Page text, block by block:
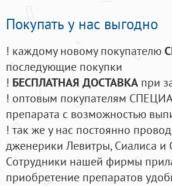
Покупать у нас выгодно
! каждому новому покупателю
последующие покупки
! БЕСПЛАТНАЯ ДОСТАВКА при
! оптовым покупателям
препарата с возможностью
! так же у нас постоянно
дженерики Левитры, Сиалиса
Cотрудники нашей фирмы
приобретение препаратов